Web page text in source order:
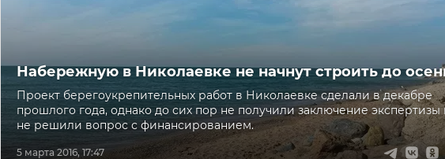
5 марта 2016, 17:47
Набережную в Николаевке не начнут строить до
Проект берегоукрепительных работ в Николаевке сделали в декабре
прошлого года, однако до сих пор не получили заключение экспертизы
не решили вопрос с финансированием.